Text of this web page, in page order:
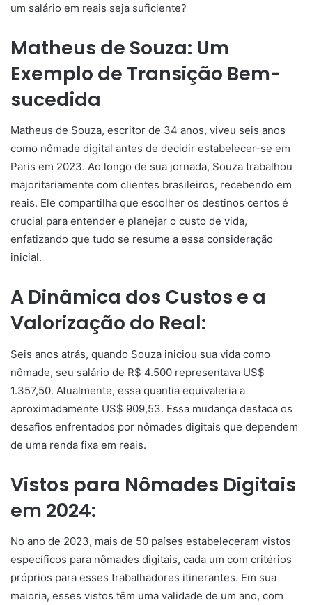
um salário em reais seja suficiente?
Matheus de Souza: Um
Exemplo de Transição Bem-
sucedida
Matheus de Souza, escritor de 34 anos, viveu seis anos
como nômade digital antes de decidir estabelecer-se em
Paris em 2023. Ao longo de sua jornada, Souza trabalhou
majoritariamente com clientes brasileiros, recebendo em
reais. Ele compartilha que escolher os destinos certos é
crucial para entender e planejar o custo de vida,
enfatizando que tudo se resume a essa consideração
inicial.
A Dinâmica dos Custos e a
Valorização do Real:
Seis anos atrás, quando Souza iniciou sua vida como
nômade, seu salário de R$ 4.500 representava US$
1.357,50. Atualmente, essa quantia equivaleria a
aproximadamente US$ 909,53. Essa mudança destaca os
desafios enfrentados por nômades digitais que dependem
de uma renda fixa em reais.
Vistos para Nômades Digitais
em 2024:
No ano de 2023, mais de 50 países estabeleceram vistos
específicos para nômades digitais, cada um com critérios
próprios para esses trabalhadores itinerantes. Em sua
maioria, esses vistos têm uma validade de um ano, com